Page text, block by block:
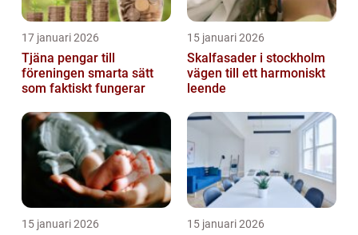
17 januari 2026
Tjäna pengar till
föreningen smarta sätt
som faktiskt fungerar
15 januari 2026
Skalfasader i stockholm
vägen till ett harmoniskt
leende
15 januari 2026 15 januari 2026